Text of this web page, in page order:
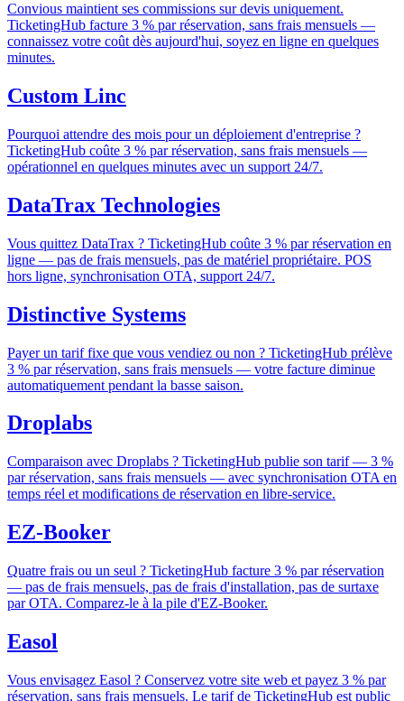
Convious maintient ses commissions sur devis uniquement.
TicketingHub facture 3 % par réservation, sans frais mensuels —
connaissez votre coût dès aujourd'hui, soyez en ligne en quelques
minutes.
Custom Linc
Pourquoi attendre des mois pour un déploiement d'entreprise ?
TicketingHub coûte 3 % par réservation, sans frais mensuels —
opérationnel en quelques minutes avec un support 24/7.
DataTrax Technologies
Vous quittez DataTrax ? TicketingHub coûte 3 % par réservation en
ligne — pas de frais mensuels, pas de matériel propriétaire. POS
hors ligne, synchronisation OTA, support 24/7.
Distinctive Systems
Payer un tarif fixe que vous vendiez ou non ? TicketingHub prélève
3 % par réservation, sans frais mensuels — votre facture diminue
automatiquement pendant la basse saison.
Droplabs
Comparaison avec Droplabs ? TicketingHub publie son tarif — 3 %
par réservation, sans frais mensuels — avec synchronisation OTA en
temps réel et modifications de réservation en libre-service.
EZ-Booker
Quatre frais ou un seul ? TicketingHub facture 3 % par réservation
— pas de frais mensuels, pas de frais d'installation, pas de surtaxe
par OTA. Comparez-le à la pile d'EZ-Booker.
Easol
Vous envisagez Easol ? Conservez votre site web et payez 3 % par
réservation, sans frais mensuels. Le tarif de TicketingHub est public